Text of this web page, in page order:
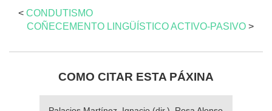
< CONDUTISMO
COÑECEMENTO LINGÜÍSTICO ACTIVO-PASIVO >
COMO CITAR ESTA PÁXINA